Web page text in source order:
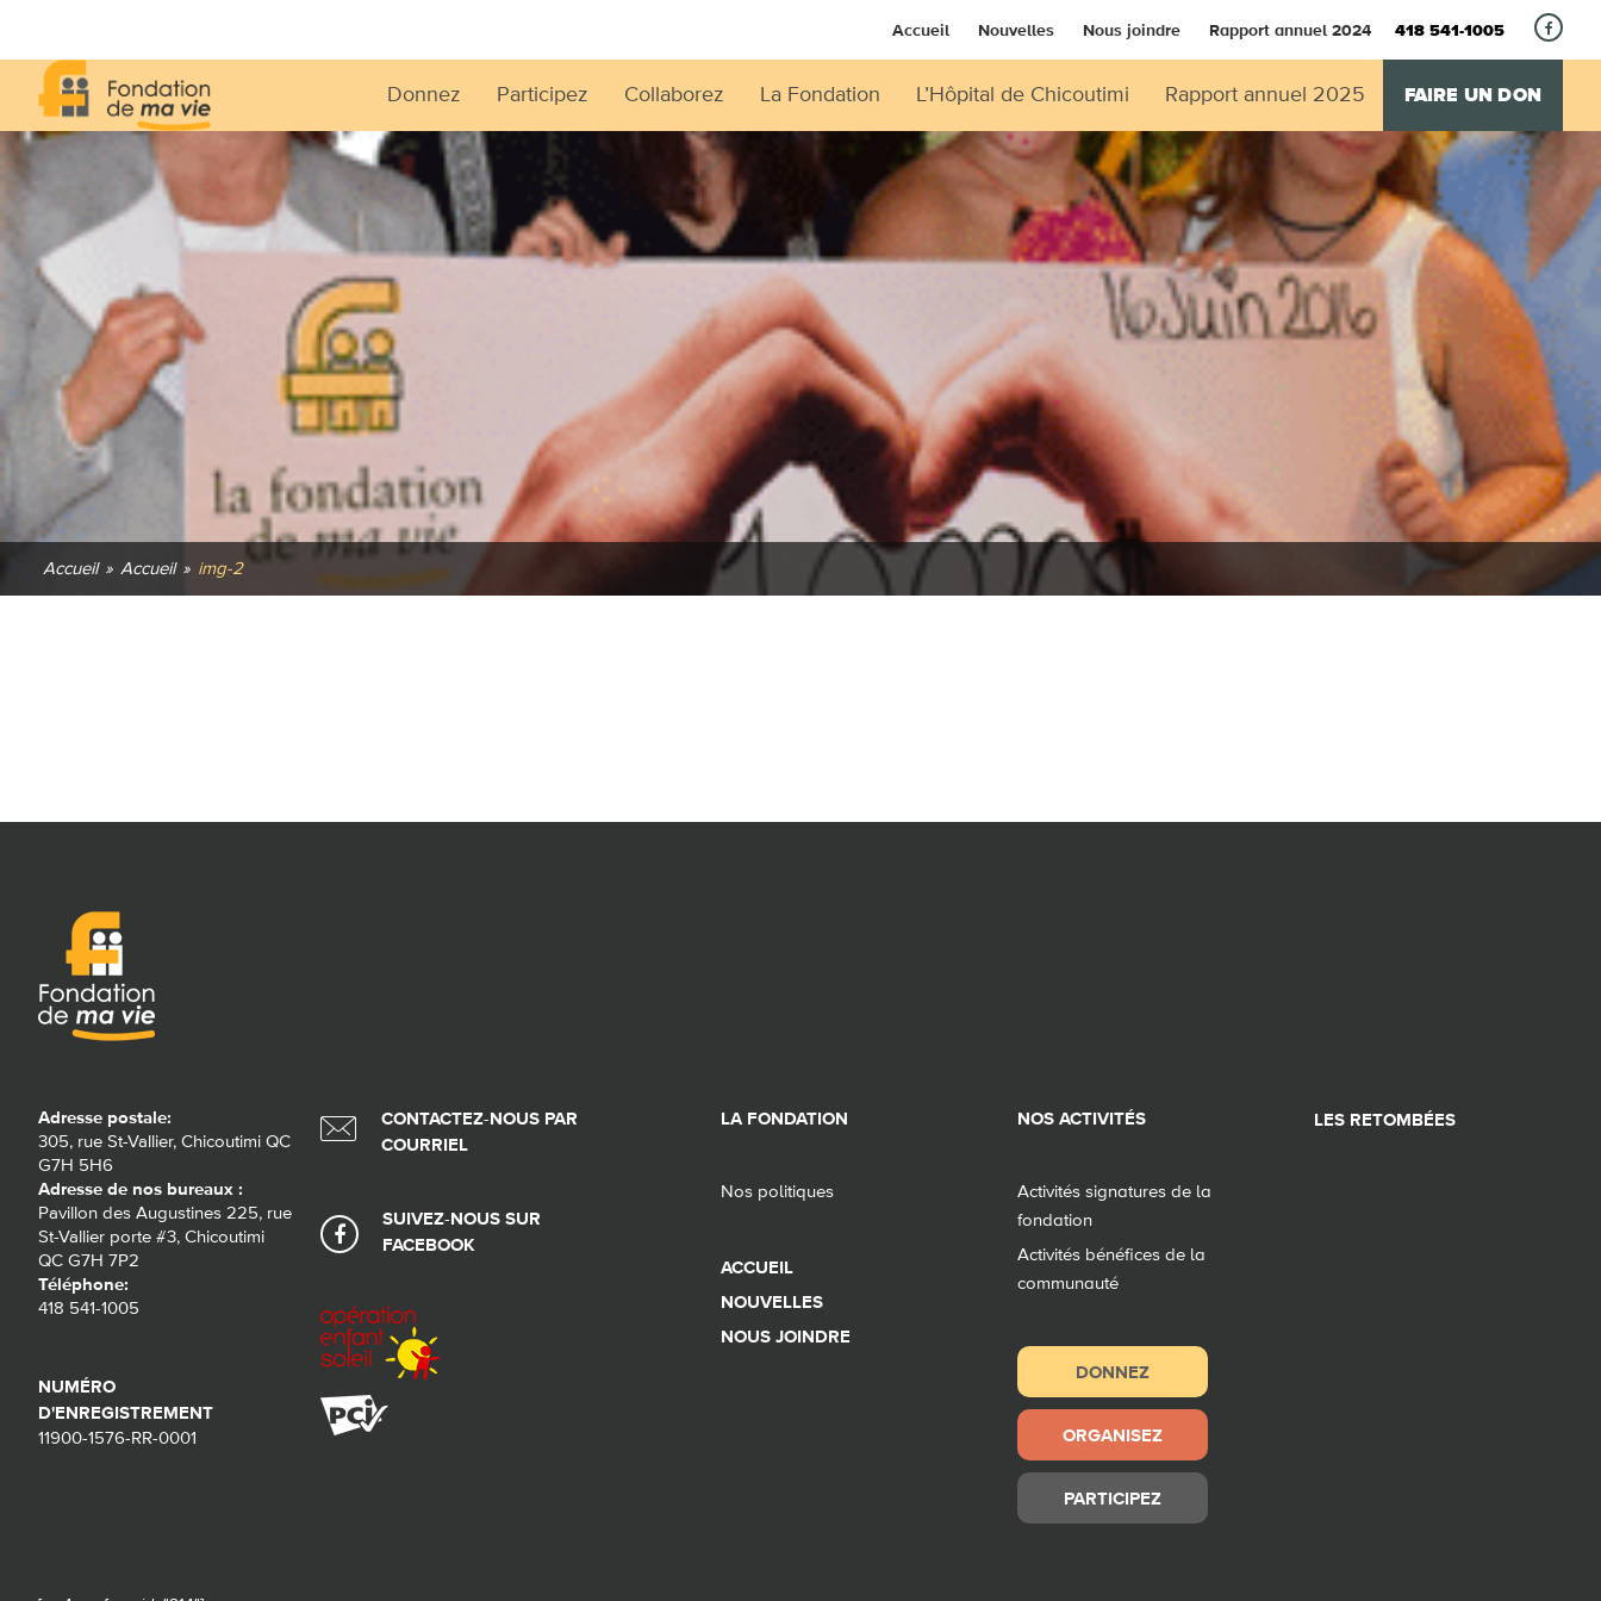
418 541-1005
Accueil Nouvelles Nous joindre Rapport annuel 2024
FAIRE UN DON
Donnez Participez Collaborez La Fondation L’Hôpital de Chicoutimi Rapport annuel 2025
Accueil » Accueil » img-2
Adresse postale:
305, rue St-Vallier, Chicoutimi QC
G7H 5H6
Adresse de nos bureaux :
Pavillon des Augustines 225, rue
St-Vallier porte #3, Chicoutimi
QC G7H 7P2
Téléphone:
418 541-1005
NUMÉRO
D'ENREGISTREMENT
11900-1576-RR-0001
CONTACTEZ-NOUS PAR
COURRIEL
SUIVEZ-NOUS SUR
FACEBOOK
LA FONDATION
Nos politiques
ACCUEIL
NOUVELLES
NOUS JOINDRE
NOS ACTIVITÉS
Activités signatures de la
fondation
Activités bénéfices de la
communauté
DONNEZ
ORGANISEZ
PARTICIPEZ
LES RETOMBÉES